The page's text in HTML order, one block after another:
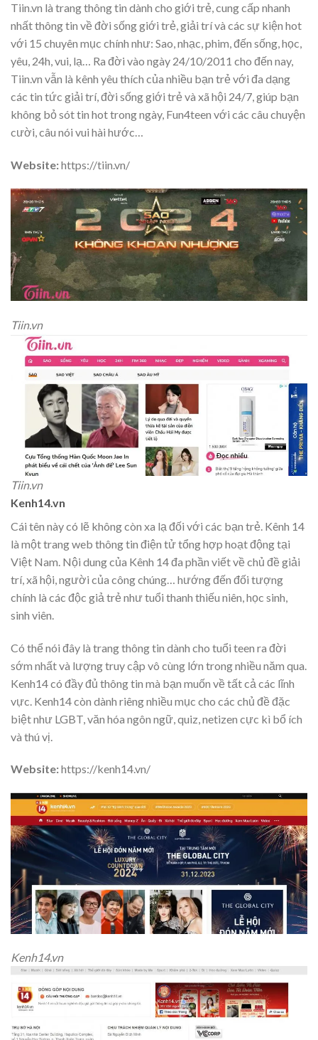
Tiin.vn là trang thông tin dành cho giới trẻ, cung cấp nhanh
nhất thông tin về đời sống giới trẻ, giải trí và các sự kiện hot
với 15 chuyên mục chính như: Sao, nhạc, phim, đến sống, học,
yêu, 24h, vui, lạ… Ra đời vào ngày 24/10/2011 cho đến nay,
Tiin.vn vẫn là kênh yêu thích của nhiều bạn trẻ với đa dạng
các tin tức giải trí, đời sống giới trẻ và xã hội 24/7, giúp bạn
không bỏ sót tin hot trong ngày, Fun4teen với các câu chuyện
cười, câu nói vui hài hước…
Website:https://tiin.vn/
Tiin.vn
Tiin.vn
Kenh14.vn
Cái tên này có lẽ không còn xa lạ đối với các bạn trẻ. Kênh 14
là một trang web thông tin điện tử tổng hợp hoạt động tại
Việt Nam. Nội dung của Kênh 14 đa phần viết về chủ đề giải
trí, xã hội, người của công chúng… hướng đến đối tượng
chính là các độc giả trẻ như tuổi thanh thiếu niên, học sinh,
sinh viên.
Có thể nói đây là trang thông tin dành cho tuổi teen ra đời
sớm nhất và lượng truy cập vô cùng lớn trong nhiều năm qua.
Kenh14 có đầy đủ thông tin mà bạn muốn về tất cả các lĩnh
vực. Kenh14 còn dành riêng nhiều mục cho các chủ đề đặc
biệt như LGBT, văn hóa ngôn ngữ, quiz, netizen cực kì bổ ích
và thú vị.
Website:https://kenh14.vn/
Kenh14.vn